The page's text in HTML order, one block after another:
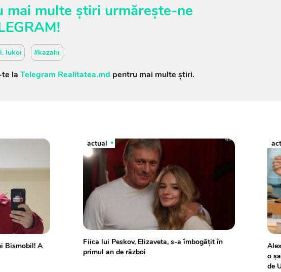
mai multe știri urmărește-ne
!
lukoi #kazahi
la Telegram Realitatea.md pentru mai multe știri.
Bismobil! A
actual
Fiica lui Peskov, Elizaveta, s-a îmbogățit în
primul an de război
o
de